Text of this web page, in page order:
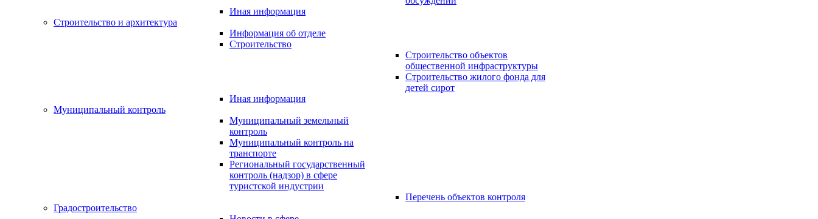
Иная информация
Строительство и архитектура
Информация об отделе
Строительство
Строительство объектов
общественной инфраструктуры
Строительство жилого фонда для
детей сирот
Иная информация
Муниципальный контроль
Муниципальный земельный
контроль
Муниципальный контроль на
транспорте
Региональный государственный
контроль (надзор) в сфере
туристской индустрии
Перечень объектов контроля
Градостроительство